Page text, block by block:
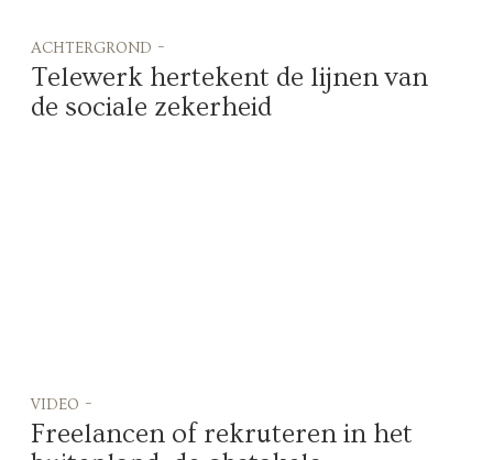
achtergrond -
Telewerk hertekent de lijnen van
de sociale zekerheid
video -
Freelancen of rekruteren in het